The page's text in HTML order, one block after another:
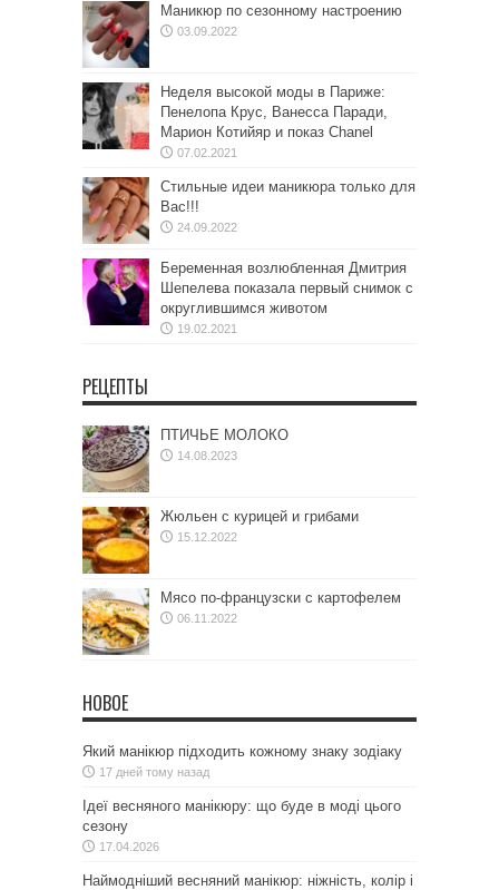
Маникюр по сезонному настроению
03.09.2022
Неделя высокой моды в Париже:
Пенелопа Крус, Ванесса Паради,
Марион Котийяр и показ Chanel
07.02.2021
Стильные идеи маникюра только для
Вас!!!
24.09.2022
Беременная возлюбленная Дмитрия
Шепелева показала первый снимок с
округлившимся животом
19.02.2021
РЕЦЕПТЫ
ПТИЧЬЕ МОЛОКО
14.08.2023
Жюльен с курицей и грибами
15.12.2022
Мясо по-французски с картофелем
06.11.2022
НОВОЕ
Який манікюр підходить кожному знаку зодіаку
17 дней тому назад
Ідеї весняного манікюру: що буде в моді цього
сезону
17.04.2026
Наймодніший весняний манікюр: ніжність, колір і